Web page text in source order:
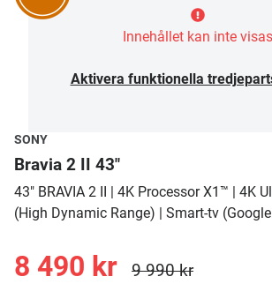
Innehållet kan inte visas
Aktivera funktionella
SONY
Bravia 2 II 43"
43" BRAVIA 2 II | 4K Processor X1™ | 4K
(High Dynamic Range) | Smart-tv
8 490 kr 9 990 kr